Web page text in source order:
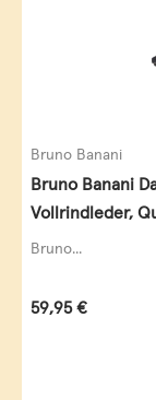
Bruno Banani
Bruno Banani
Vollrindleder,
Bruno...
Regulärer Preis:
59,95 €